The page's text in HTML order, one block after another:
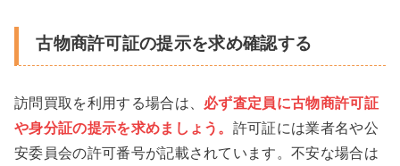
古物商許可証の提示を求め確認する
訪問買取を利用する場合は、 必ず査定員に古物商許可証
や身分証の提示を求めましょう。 許可証には業者名や公
安委員会の許可番号が記載されています。不安な場合は